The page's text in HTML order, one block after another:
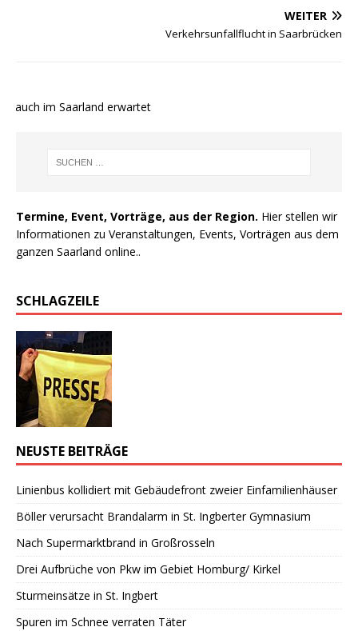
WEITER
Verkehrsunfallflucht in Saarbrücken
auch im Saarland erwartet
Termine, Event, Vorträge, aus der Region. Hier stellen wir
Informationen zu Veranstaltungen, Events, Vorträgen aus dem
ganzen Saarland online..
SCHLAGZEILE
NEUSTE BEITRÄGE
Linienbus kollidiert mit Gebäudefront zweier Einfamilienhäuser
Böller verursacht Brandalarm in St. Ingberter Gymnasium
Nach Supermarktbrand in Großrosseln
Drei Aufbrüche von Pkw im Gebiet Homburg/ Kirkel
Sturmeinsätze in St. Ingbert
Spuren im Schnee verraten Täter